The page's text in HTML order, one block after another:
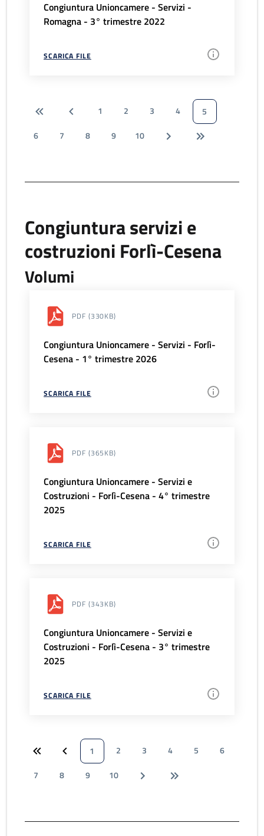
Congiuntura Unioncamere - Servizi -
Romagna - 3° trimestre 2022
SCARICA FILE
1 2 3 4
5
6
7 8 9 10
Congiuntura servizi e
costruzioni Forlì-Cesena
Volumi
PDF (330KB)
Congiuntura Unioncamere - Servizi - Forlì-
Cesena - 1° trimestre 2026
SCARICA FILE
PDF (365KB)
Congiuntura Unioncamere - Servizi e
Costruzioni - Forlì-Cesena - 4° trimestre
2025
SCARICA FILE
PDF (343KB)
Congiuntura Unioncamere - Servizi e
Costruzioni - Forlì-Cesena - 3° trimestre
2025
SCARICA FILE
1 2 3 4 5
6
7
8 9 10